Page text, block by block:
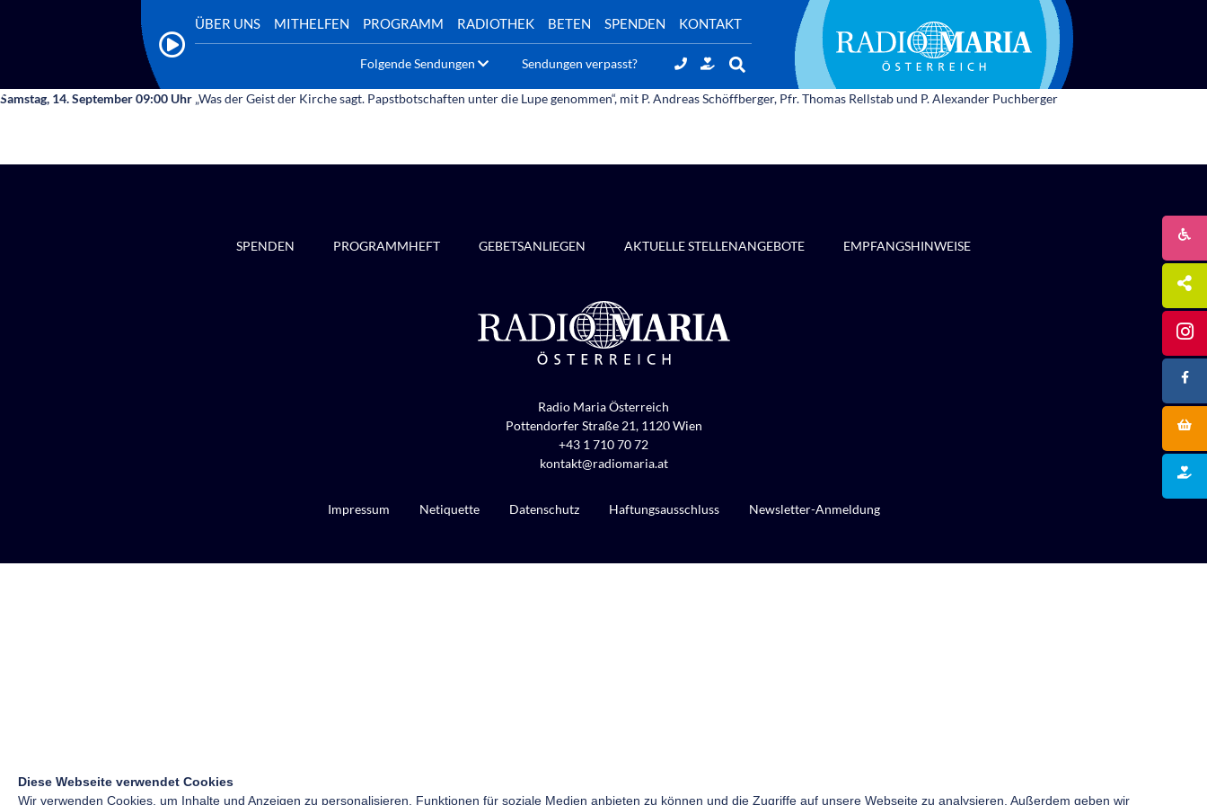
ÜBER UNS MITHELFEN PROGRAMM RADIOTHEK BETEN SPENDEN KONTAKT
Folgende Sendungen Sendungen verpasst?
Samstag, 14. September 09:00 Uhr „Was der Geist der Kirche sagt. Papstbotschaften unter die Lupe genommen“, mit P. Andreas Schöffberger, Pfr. Thomas Rellstab und P. Alexander Puchberger
SPENDEN PROGRAMMHEFT GEBETSANLIEGEN AKTUELLE STELLENANGEBOTE EMPFANGSHINWEISE
Radio Maria Österreich
Pottendorfer Straße 21, 1120 Wien
+43 1 710 70 72
kontakt@radiomaria.at
Impressum Netiquette Datenschutz Haftungsausschluss Newsletter-Anmeldung
Diese Webseite verwendet Cookies
Wir verwenden Cookies, um Inhalte und Anzeigen zu personalisieren, Funktionen für soziale Medien anbieten zu können und die Zugriffe auf unsere Webseite zu analysieren. Außerdem geben wir